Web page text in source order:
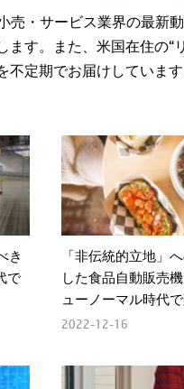
売・サービス業界の最
ます。また、米国在住の
不定期でお届けしていま
き
で
「非伝統的立地」
した食品自動販売
ューノーマル時代
2022-12-16